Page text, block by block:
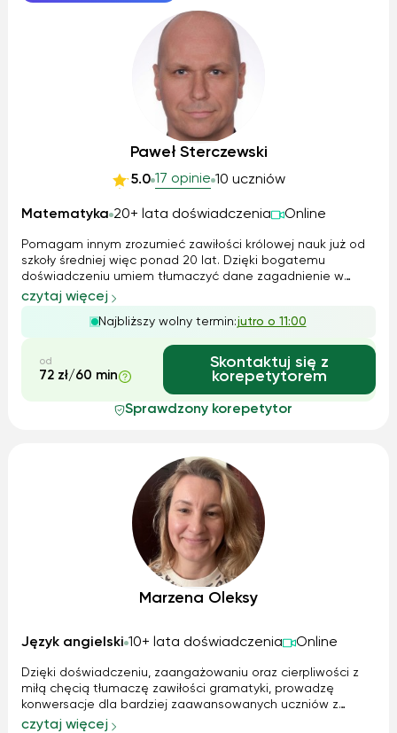
Paweł Sterczewski
5.0 17 opinie 10 uczniów
Matematyka 20+ lata doświadczenia Online
Pomagam innym zrozumieć zawiłości królowej nauk już od
szkoły średniej więc ponad 20 lat. Dzięki bogatemu
doświadczeniu umiem tłumaczyć dane zagadnienie w
bardzo przystępny sposób odnosząc się często do
doświadczeń ucznia i jego zainteresowań. Układam
autorskie zadania "Matematyka w życiu", które po...
czytaj więcej
Najbliższy wolny termin:jutro o 11:00
od
72 zł/60 min
Skontaktuj się z
korepetytorem
Sprawdzony korepetytor
Marzena Oleksy
Język angielski 10+ lata doświadczenia Online
Dzięki doświadczeniu, zaangażowaniu oraz cierpliwości z
miłą chęcią tłumaczę zawiłości gramatyki, prowadzę
konwersacje dla bardziej zaawansowanych uczniów z
różnych dziedzin życia, nauki, literatury, ekologii... tematów
czytaj więcej